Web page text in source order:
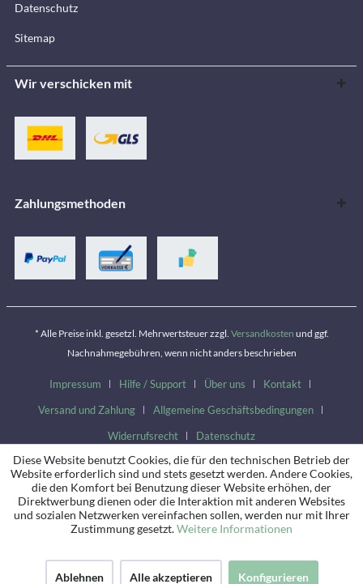
Datenschutz
Sitemap
Wir verschicken mit
Zahlungsmethoden
* Alle Preise inkl. gesetzl. Mehrwertsteuer zzgl. Versandkosten und ggf.
Nachnahmegebühren, wenn nicht anders beschrieben
Impressum Hilfe / Support Über uns
Kontakt
Versand und Zahlung
Allgemeine Geschäftsbedingungen
Widerrufsrecht
Datenschutz
Diese Website benutzt Cookies, die für den technischen Betrieb der
Website erforderlich sind und stets gesetzt werden. Andere Cookies,
die den Komfort bei Benutzung dieser Website erhöhen, der
Direktwerbung dienen oder die Interaktion mit anderen Websites
und sozialen Netzwerken vereinfachen sollen, werden nur mit Ihrer
Zustimmung gesetzt.Weitere Informationen
Ablehnen Alle akzeptieren Konfigurieren